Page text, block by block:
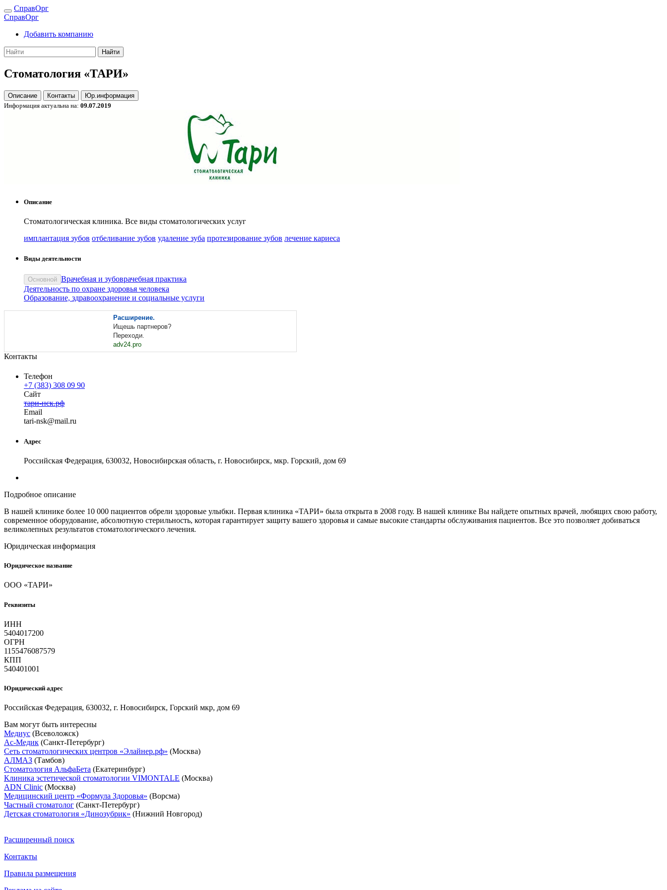
СправОрг
СправОрг
Добавить компанию
Найти
Стоматология «ТАРИ»
Описание Контакты
Юр.информация
Информация актуальна на: 09.07.2019
Описание
Стоматологическая клиника. Все виды стоматологических услуг
имплантация зубов отбеливание зубов удаление зуба протезирование зубов лечение кариеса
Виды деятельности
Основной Врачебная и зубоврачебная практика
Деятельность по охране здоровья человека
Образование, здравоохранение и социальные услуги
Расширение.
Ищешь партнеров?
Переходи.
adv24.pro
Контакты
Телефон
+7 (383) 308 09 90
Сайт
тари-нск.рф
Email
tari-nsk@mail.ru
Адрес
Российская Федерация, 630032, Новосибирская область, г. Новосибирск, мкр. Горский, дом 69
Подробное описание
В нашей клинике более 10 000 пациентов обрели здоровые улыбки. Первая клиника «ТАРИ» была открыта в 2008 году. В нашей клинике Вы найдете опытных врачей, любящих свою работу,
современное оборудование, абсолютную стерильность, которая гарантирует защиту вашего здоровья и самые высокие стандарты обслуживания пациентов. Все это позволяет добиваться
великолепных результатов стоматологического лечения.
Юридическая информация
Юридическое название
ООО «ТАРИ»
Реквизиты
ИНН
5404017200
ОГРН
1155476087579
КПП
540401001
Юридический адрес
Российская Федерация, 630032, г. Новосибирск, Горский мкр, дом 69
Вам могут быть интересны
Медиус (Всеволожск)
Ас-Медик (Санкт-Петербург)
Сеть стоматологических центров «Элайнер.рф» (Москва)
АЛМАЗ (Тамбов)
Стоматология АльфаБета (Екатеринбург)
Клиника эстетической стоматологии VIMONTALE (Москва)
ADN Clinic (Москва)
Медицинский центр «Формула Здоровья» (Ворсма)
Частный стоматолог (Санкт-Петербург)
Детская стоматология «Динозубрик» (Нижний Новгород)
Расширенный поиск
Контакты
Правила размещения